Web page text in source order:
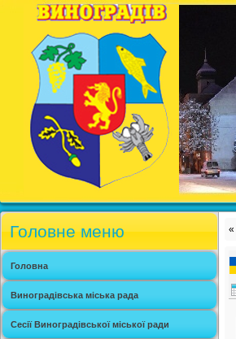
Головне меню
Головна
Виноградівська міська рада
Сесії Виноградівської міської ради
«